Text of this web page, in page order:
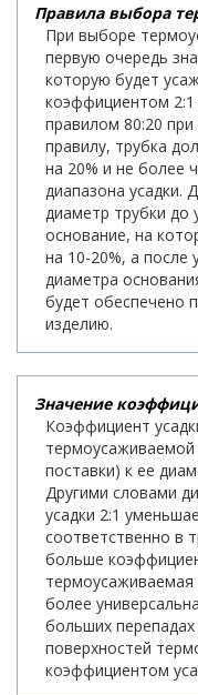
Правила выбора
При выборе
первую очередь
которую будет
коэффициентом 2:1
правилом 80:20
правилу, трубка
на 20% и не более
диапазона усадки.
диаметр трубки
основание, на
на 10-20%, а
диаметра
будет обеспечено
изделию.
Значение
Коэффициент
термоусаживаемой
поставки) к ее
Другими словами
усадки 2:1
соответственно в
больше
термоусаживаемая
более
больших
поверхностей
коэффициентом